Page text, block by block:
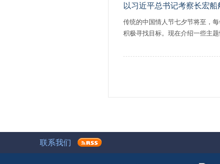
以习近平总书记考察长宏
传统的中国情人节七夕节将至，
积极寻找目标。现在介绍一些主
联系我们